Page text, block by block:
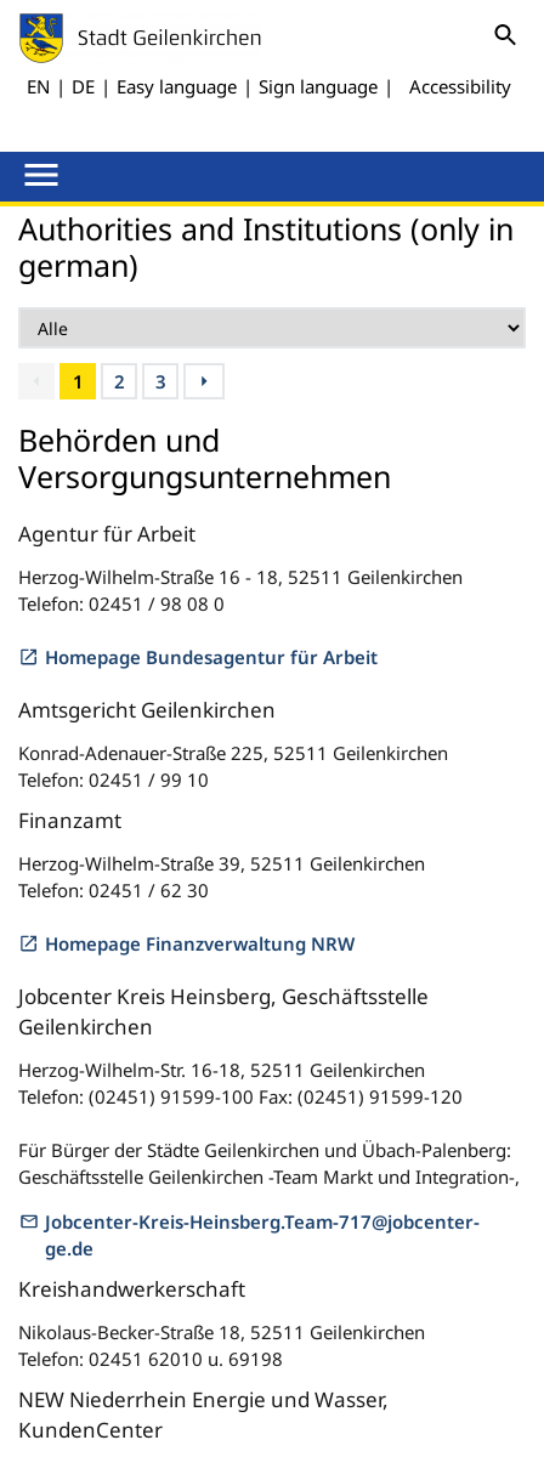
EN | DE | Easy language | Sign language | Accessibility
Authorities and Institutions (only in
german)
Behörden und
Versorgungsunternehmen
Agentur für Arbeit
Herzog-Wilhelm-Straße 16 - 18, 52511 Geilenkirchen
Telefon: 02451 / 98 08 0
Homepage Bundesagentur für Arbeit
Amtsgericht Geilenkirchen
Konrad-Adenauer-Straße 225, 52511 Geilenkirchen
Telefon: 02451 / 99 10
Finanzamt
Herzog-Wilhelm-Straße 39, 52511 Geilenkirchen
Telefon: 02451 / 62 30
Homepage Finanzverwaltung NRW
Jobcenter Kreis Heinsberg, Geschäftsstelle
Geilenkirchen
Herzog-Wilhelm-Str. 16-18, 52511 Geilenkirchen
Telefon: (02451) 91599-100 Fax: (02451) 91599-120
Für Bürger der Städte Geilenkirchen und Übach-Palenberg:
Geschäftsstelle Geilenkirchen -Team Markt und Integration-,
Jobcenter-Kreis-Heinsberg.Team-717@jobcenter-
ge.de
Kreishandwerkerschaft
Nikolaus-Becker-Straße 18, 52511 Geilenkirchen
Telefon: 02451 62010 u. 69198
NEW Niederrhein Energie und Wasser,
KundenCenter
1 2 3